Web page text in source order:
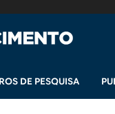
DE PESQUISA